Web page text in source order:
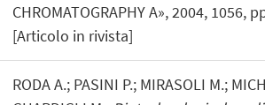
CHROMATOGRAPHY A», 2004, 1056,
[Articolo in rivista]
RODA A.; PASINI P.; MIRASOLI M.;